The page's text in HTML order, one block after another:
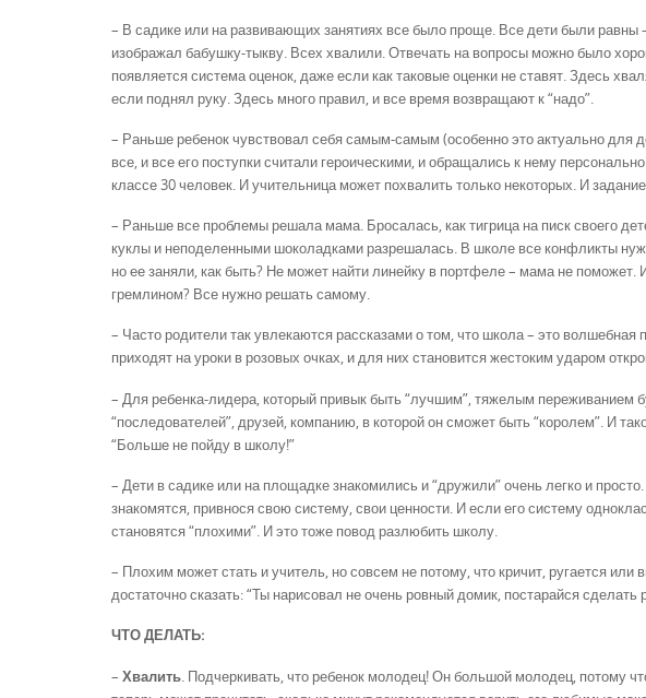
– В садике или на развивающих занятиях все было проще. Все дети были равны –
изображал бабушку-тыкву. Всех хвалили. Отвечать на вопросы можно было
появляется система оценок, даже если как таковые оценки не ставят. Здесь
если поднял руку. Здесь много правил, и все время возвращают к “надо”.
– Раньше ребенок чувствовал себя самым-самым (особенно это актуально для
все, и все его поступки считали героическими, и обращались к нему
классе 30 человек. И учительница может похвалить только некоторых. И
– Раньше все проблемы решала мама. Бросалась, как тигрица на писк своего
куклы и неподеленными шоколадками разрешалась. В школе все конфликты
но ее заняли, как быть? Не может найти линейку в портфеле – мама не поможет.
гремлином? Все нужно решать самому.
– Часто родители так увлекаются рассказами о том, что школа – это волшебная
приходят на уроки в розовых очках, и для них становится жестоким ударом
– Для ребенка-лидера, который привык быть “лучшим”, тяжелым переживанием
“последователей”, друзей, компанию, в которой он сможет быть “королем”. И
“Больше не пойду в школу!”
– Дети в садике или на площадке знакомились и “дружили” очень легко и
знакомятся, привнося свою систему, свои ценности. И если его систему
становятся “плохими”. И это тоже повод разлюбить школу.
– Плохим может стать и учитель, но совсем не потому, что кричит, ругается
достаточно сказать: “Ты нарисовал не очень ровный домик, постарайся
ЧТО ДЕЛАТЬ:
– Хвалить. Подчеркивать, что ребенок молодец! Он большой молодец, потому